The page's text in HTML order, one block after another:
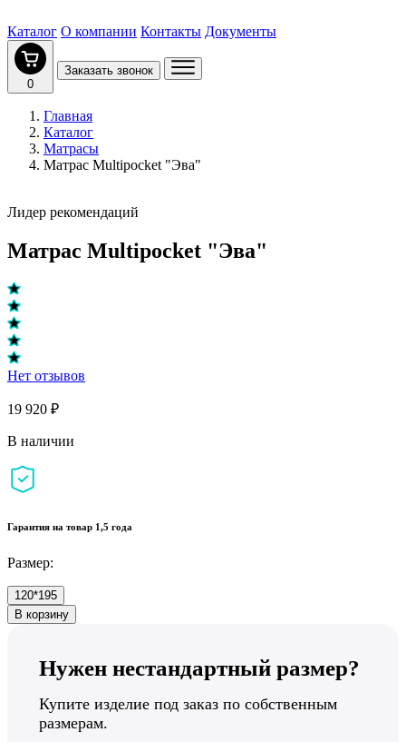
Каталог О компании Контакты Документы
0
Заказать звонок
Главная
Каталог
Матрасы
Матрас Multipocket "Эва"
Лидер рекомендаций
Матрас Multipocket "Эва"
Нет отзывов
19 920 ₽
В наличии
Гарантия на товар 1,5 года
Размер:
120*195
В корзину
Нужен нестандартный размер?
Купите изделие под заказ по собственным
размерам.